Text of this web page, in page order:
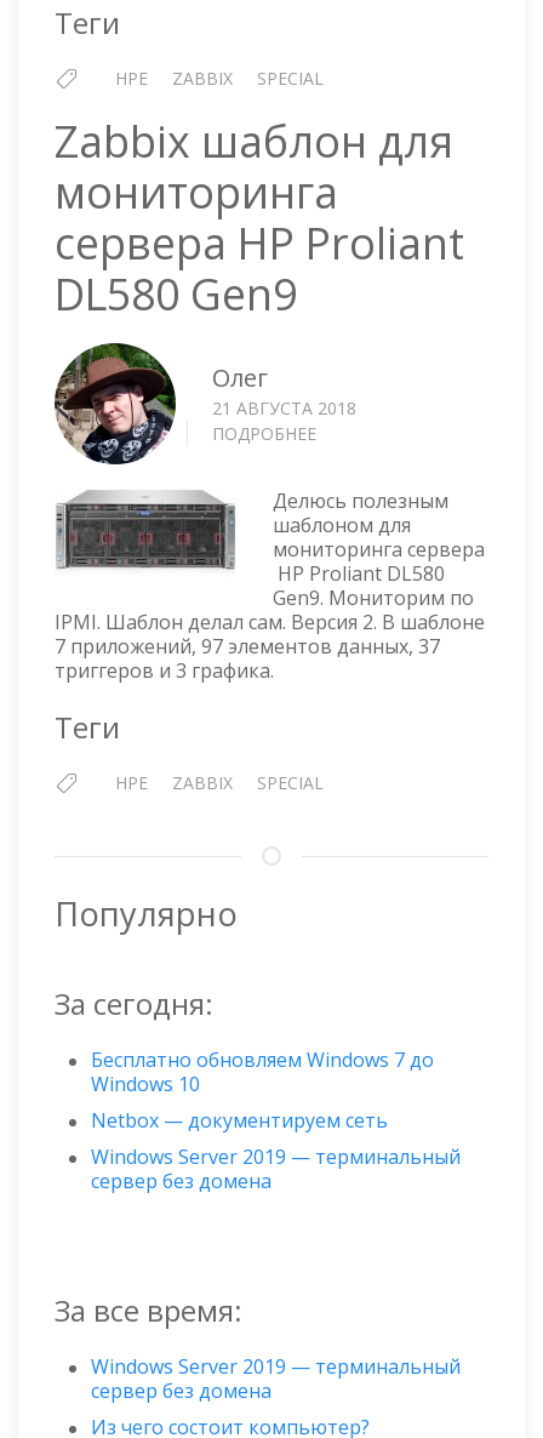
Теги
HPE ZABBIX SPECIAL
Zabbix шаблон для
мониторинга
сервера HP Proliant
DL580 Gen9
Олег
21 АВГУСТА 2018
ПОДРОБНЕЕ
ДЛЯ
МОНИТОРИНГА
СЕРВЕРА
HP
PROLIANT
DL580
GEN9
Делюсь полезным
шаблоном для
мониторинга сервера
HP Proliant DL580
Gen9. Мониторим по
IPMI. Шаблон делал сам. Версия 2. В шаблоне
7 приложений, 97 элементов данных, 37
триггеров и 3 графика.
Теги
HPE ZABBIX SPECIAL
Популярно
За сегодня:
Бесплатно обновляем Windows 7 до
Windows 10
Netbox — документируем сеть
Windows Server 2019 — терминальный
сервер без домена
За все время:
Windows Server 2019 — терминальный
сервер без домена
Из чего состоит компьютер?